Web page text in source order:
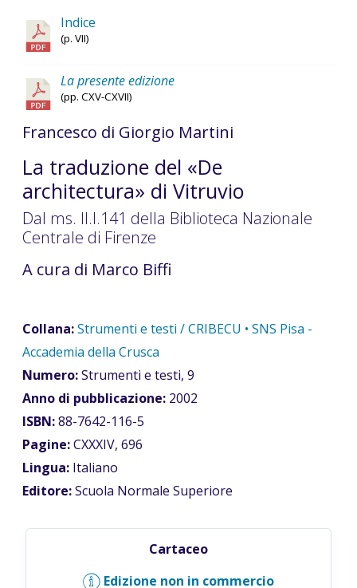
Indice
(p. VII)
La presente edizione
(pp. CXV-CXVII)
Francesco di Giorgio Martini
La traduzione del «De
architectura» di Vitruvio
Dal ms. II.I.141 della Biblioteca Nazionale
Centrale di Firenze
A cura di Marco Biffi
Collana:Strumenti e testi / CRIBECU • SNS Pisa -
Accademia della Crusca
Numero:Strumenti e testi, 9
Anno di pubblicazione: 2002
ISBN:88-7642-116-5
Pagine:CXXXIV, 696
Lingua: Italiano
Editore:Scuola Normale Superiore
Cartaceo
Edizione non in commercio